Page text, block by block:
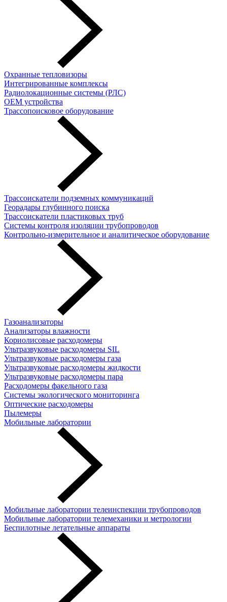
Охранные тепловизоры
Интегрированные комплексы
Радиолокационные системы (РЛС)
OEM устройства
Трассопоисковое оборудование
Трассоискатели подземных коммуникаций
Георадары глубинного поиска
Трассоискатели пластиковых труб
Cистемы контроля изоляции трубопроводов
Контрольно-измерительное и аналитическое оборудование
Газоанализаторы
Анализаторы влажности
Кориолисовые расходомеры
Ультразвуковые расходомеры SIL
Ультразвуковые расходомеры газа
Ультразвуковые расходомеры жидкости
Ультразвуковые расходомеры пара
Расходомеры факельного газа
Системы экологического мониторинга
Оптические расходомеры
Пылемеры
Мобильные лаборатории
Мобильные лаборатории телеинспекции трубопроводов
Мобильные лаборатории телемеханики и метрологии
Беспилотные летательные аппараты